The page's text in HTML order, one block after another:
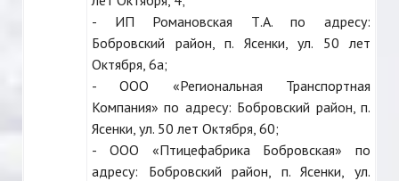
- ИП Романовская Т.А. по адресу:
Бобровский район, п. Ясенки, ул. 50 лет
Октября, 6а;
- ООО «Региональная Транспортная
Компания» по адресу: Бобровский район, п.
Ясенки, ул. 50 лет Октября, 60;
- ООО «Птицефабрика Бобровская» по
адресу: Бобровский район, п. Ясенки, ул.